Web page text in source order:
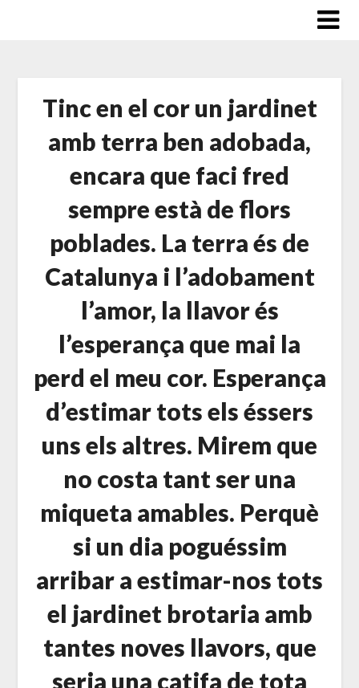
Tinc en el cor un jardinet
amb terra ben adobada,
encara que faci fred
sempre està de flors
poblades. La terra és de
Catalunya i l’adobament
l’amor, la llavor és
l’esperança que mai la
perd el meu cor. Esperança
d’estimar tots els éssers
uns els altres. Mirem que
no costa tant ser una
miqueta amables. Perquè
si un dia poguéssim
arribar a estimar-nos tots
el jardinet brotaria amb
tantes noves llavors, que
seria una catifa de tota